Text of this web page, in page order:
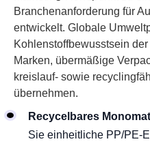
Branchenanforderung für
entwickelt. Globale
Kohlenstoffbewusstsein
Marken, übermäßige
kreislauf- sowie
übernehmen.
Recycelbares
Sie einheitliche PP/PE-